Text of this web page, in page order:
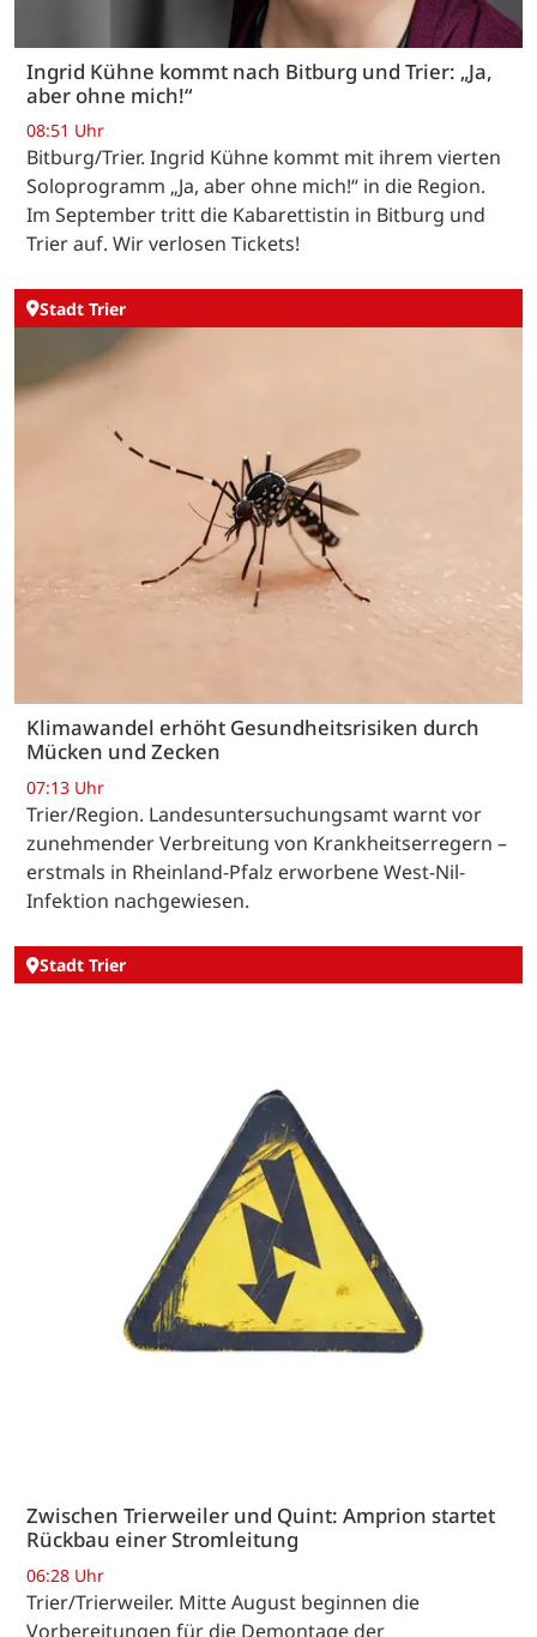
Ingrid Kühne kommt nach Bitburg und Trier: „Ja,
aber ohne mich!“
08:51 Uhr
Bitburg/Trier. Ingrid Kühne kommt mit ihrem vierten
Soloprogramm „Ja, aber ohne mich!“ in die Region.
Im September tritt die Kabarettistin in Bitburg und
Trier auf. Wir verlosen Tickets!
Stadt Trier
Klimawandel erhöht Gesundheitsrisiken durch
Mücken und Zecken
07:13 Uhr
Trier/Region. Landesuntersuchungsamt warnt vor
zunehmender Verbreitung von Krankheitserregern –
erstmals in Rheinland-Pfalz erworbene West-Nil-
Infektion nachgewiesen.
Stadt Trier
Zwischen Trierweiler und Quint: Amprion startet
Rückbau einer Stromleitung
06:28 Uhr
Trier/Trierweiler. Mitte August beginnen die
Vorbereitungen für die Demontage der